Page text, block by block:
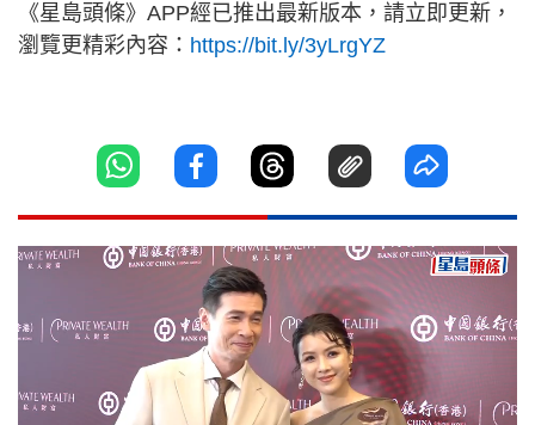
《星島頭條》APP經已推出最新版本，請立即更新，
瀏覽更精彩內容： https://bit.ly/3yLrgYZ